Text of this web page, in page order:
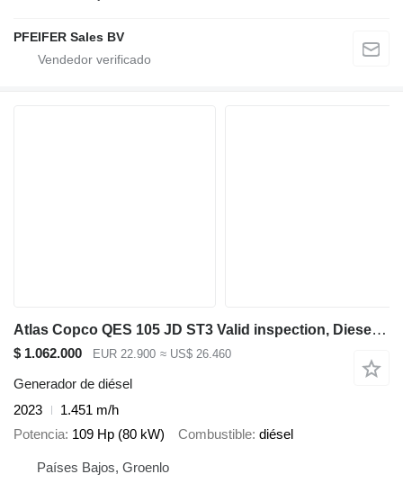
PFEIFER Sales BV
Atlas Copco QES 105 JD ST3 Valid inspection, Diesel, 105 kVA
$ 1.062.000 EUR 22.900 ≈ US$ 26.460
Generador de diésel
2023
1.451 m/h
Potencia 109 Hp (80 kW) Combustible diésel
Países Bajos, Groenlo